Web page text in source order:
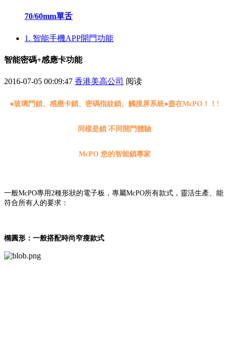
70/60mm單舌
1. 智能手機APP開門功能
智能密碼+感應卡功能
2016-07-05 00:09:47 香港美高公司 阅读
●玻璃門鎖、感應卡鎖、密碼指紋鎖、觸摸屏系統●盡在McPO！！!
同樣是鎖 不同開門體驗
McPO 您的智能鎖專家
一般McPO專用2種形狀的電子板，專屬McPO所有款式，靈活生產、能
符合所有人的要求：
橢圓形：一般搭配時尚窄瘦款式